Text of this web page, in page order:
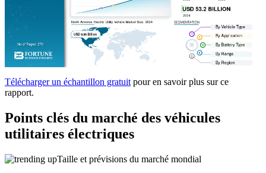
Télécharger un échantillon gratuit pour en savoir plus sur ce
rapport.
Points clés du marché des véhicules
utilitaires électriques
Taille et prévisions du marché mondial